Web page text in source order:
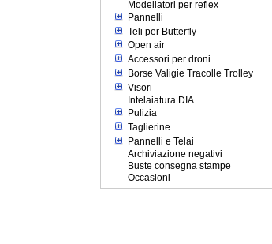
Modellatori per reflex
Pannelli
Teli per Butterfly
Open air
Accessori per droni
Borse Valigie Tracolle Trolley
Visori
Intelaiatura DIA
Pulizia
Taglierine
Pannelli e Telai
Archiviazione negativi
Buste consegna stampe
Occasioni